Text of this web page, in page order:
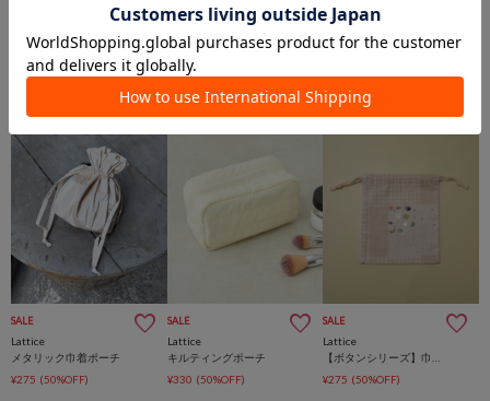
Lattice
SALE
Lattice
メタリック巾着ポーチ
¥275 (50%OFF)
SALE
Lattice
キルティングポーチ
¥330 (50%OFF)
SALE
Lattice
¥275 (50%OFF)